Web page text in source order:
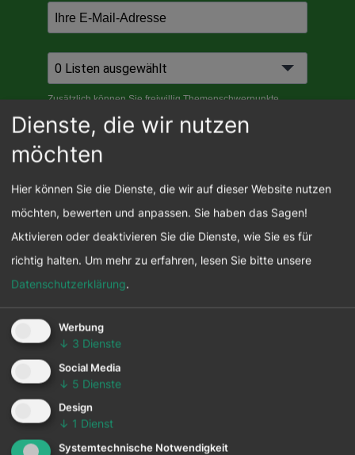
Dienste, die wir nutzen
möchten
Hier können Sie die Dienste, die wir auf dieser Website nutzen
möchten, bewerten und anpassen. Sie haben das Sagen!
Aktivieren oder deaktivieren Sie die Dienste, wie Sie es für
richtig halten. Um mehr zu erfahren, lesen Sie bitte unsere
Datenschutzerklärung.
Werbung
↓ 3 Dienste
Social Media
↓ 5 Dienste
Design
↓ 1 Dienst
Systemtechnische Notwendigkeit